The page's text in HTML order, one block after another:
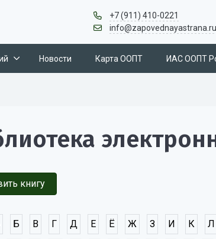
+7 (911) 410-0221
info@zapovednayastrana.ru
Новости Карта ООПТ ИАС ООПТ
книгу
Б В Г Д Е Ё Ж З И К Л